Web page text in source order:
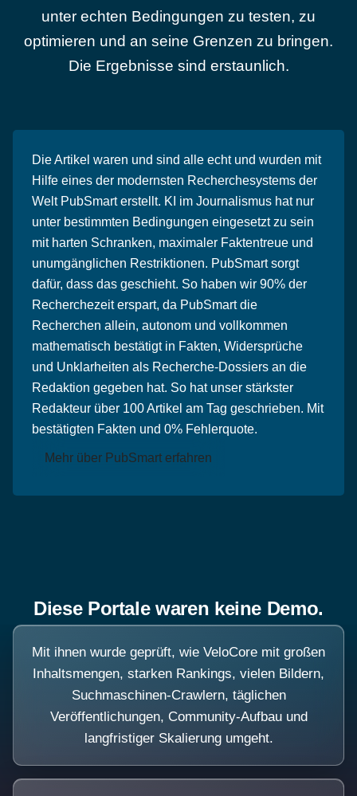
unter echten Bedingungen zu testen, zu
optimieren und an seine Grenzen zu bringen.
Die Ergebnisse sind erstaunlich.
Die Artikel waren und sind alle echt und wurden mit
Hilfe eines der modernsten Recherchesystems der
Welt PubSmart erstellt. KI im Journalismus hat nur
unter bestimmten Bedingungen eingesetzt zu sein
mit harten Schranken, maximaler Faktentreue und
unumgänglichen Restriktionen. PubSmart sorgt
dafür, dass das geschieht. So haben wir 90% der
Recherchezeit erspart, da PubSmart die
Recherchen allein, autonom und vollkommen
mathematisch bestätigt in Fakten, Widersprüche
und Unklarheiten als Recherche-Dossiers an die
Redaktion gegeben hat. So hat unser stärkster
Redakteur über 100 Artikel am Tag geschrieben. Mit
bestätigten Fakten und 0% Fehlerquote.
Mehr über PubSmart erfahren
Diese Portale waren keine Demo.
Mit ihnen wurde geprüft, wie VeloCore mit großen
Inhaltsmengen, starken Rankings, vielen Bildern,
Suchmaschinen-Crawlern, täglichen
Veröffentlichungen, Community-Aufbau und
langfristiger Skalierung umgeht.